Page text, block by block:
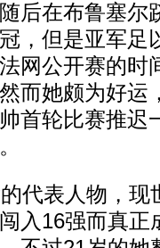
后在布鲁塞尔
，但是亚军足
网公开赛的时
而她颇为好运
首轮比赛推迟
表人物，现
入16强而真正